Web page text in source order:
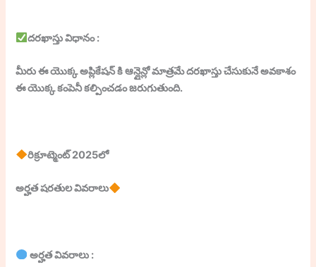
దరఖాస్తు విధానం :
మీరు ఈ యొక్క అప్లికేషన్ కి ఆన్లైన్లో మాత్రమే దరఖాస్తు చేసుకునే అవకాశం
ఈ యొక్క కంపెనీ కల్పించడం జరుగుతుంది.
రిక్రూట్మెంట్ 2025లో
అర్హత షరతుల వివరాలు
అర్హత వివరాలు :